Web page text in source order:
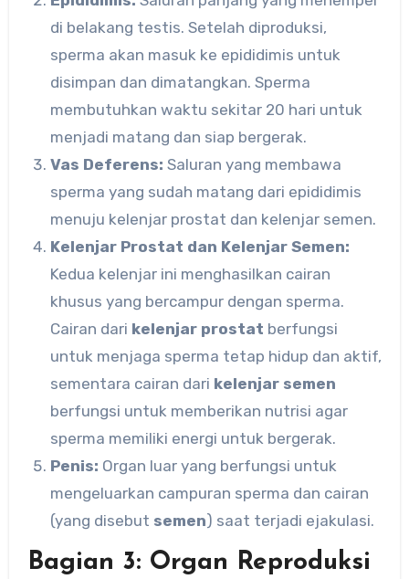
di belakang testis. Setelah diproduksi,
sperma akan masuk ke epididimis untuk
disimpan dan dimatangkan. Sperma
membutuhkan waktu sekitar 20 hari untuk
menjadi matang dan siap bergerak.
Vas Deferens: Saluran yang membawa
sperma yang sudah matang dari epididimis
menuju kelenjar prostat dan kelenjar semen.
Kelenjar Prostat dan Kelenjar Semen:
Kedua kelenjar ini menghasilkan cairan
khusus yang bercampur dengan sperma.
Cairan dari kelenjar prostat berfungsi
untuk menjaga sperma tetap hidup dan aktif,
sementara cairan dari kelenjar semen
berfungsi untuk memberikan nutrisi agar
sperma memiliki energi untuk bergerak.
Penis: Organ luar yang berfungsi untuk
mengeluarkan campuran sperma dan cairan
(yang disebut semen) saat terjadi ejakulasi.
Bagian 3: Organ Reproduksi